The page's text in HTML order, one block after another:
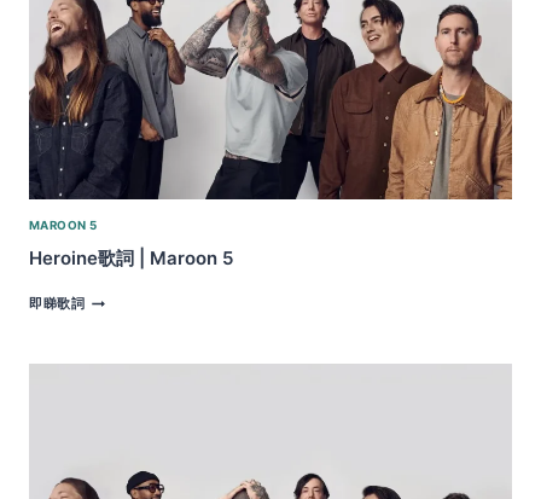
MAROON 5
Heroine歌詞 | Maroon 5
即睇歌詞HEROINE